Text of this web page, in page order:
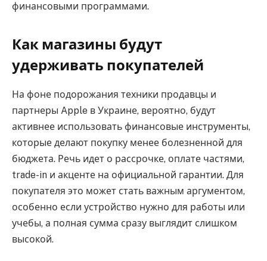
финансовыми программами.
Как магазины будут
удерживать покупателей
На фоне подорожания техники продавцы и
партнеры Apple в Украине, вероятно, будут
активнее использовать финансовые инструменты,
которые делают покупку менее болезненной для
бюджета. Речь идет о рассрочке, оплате частями,
trade-in и акценте на официальной гарантии. Для
покупателя это может стать важным аргументом,
особенно если устройство нужно для работы или
учебы, а полная сумма сразу выглядит слишком
высокой.